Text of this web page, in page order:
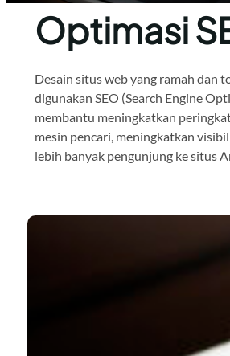
Optimasi
Desain situs web yang ramah dan
digunakan SEO (Search Engine
membantu meningkatkan
mesin pencari, meningkatkan
lebih banyak pengunjung ke situs